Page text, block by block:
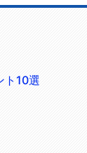
ト10選